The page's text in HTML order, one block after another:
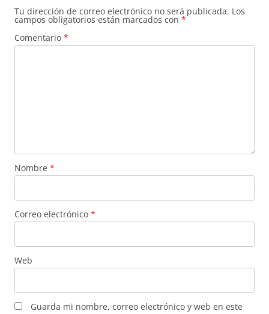
Tu dirección de correo electrónico no será publicada. Los
campos obligatorios están marcados con *
Comentario *
Nombre *
Correo electrónico *
Web
Guarda mi nombre, correo electrónico y web en este